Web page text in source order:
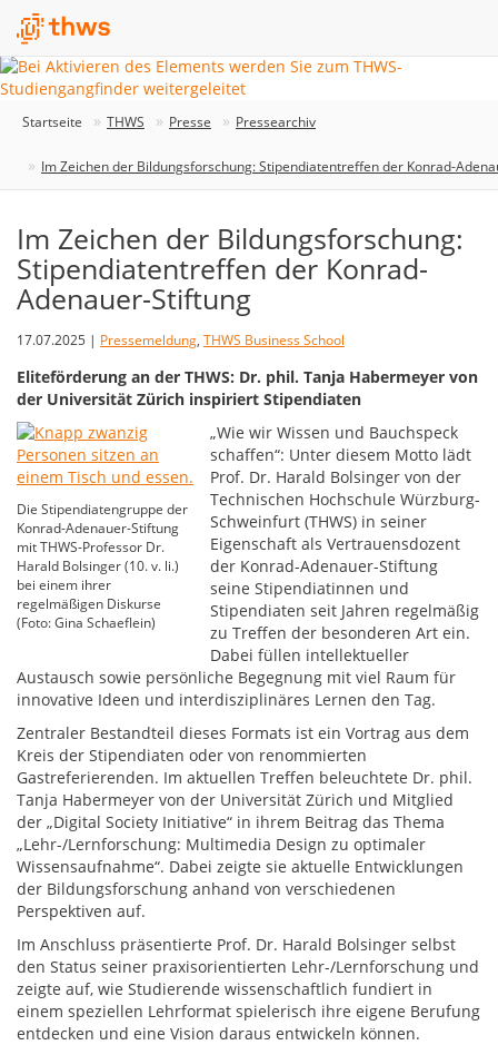
Startseite THWS Presse Pressearchiv
Im Zeichen der Bildungsforschung: Stipendiatentreffen der Konrad-
Im Zeichen der Bildungsforschung:
Stipendiatentreffen der Konrad-
Adenauer-Stiftung
17.07.2025 | Pressemeldung, THWS Business School
Eliteförderung an der THWS: Dr. phil. Tanja Habermeyer von
der Universität Zürich inspiriert Stipendiaten
Die Stipendiatengruppe der
Konrad-Adenauer-Stiftung
mit THWS-Professor Dr.
Harald Bolsinger (10. v. li.)
bei einem ihrer
regelmäßigen Diskurse
(Foto: Gina Schaeflein)
„Wie wir Wissen und Bauchspeck
schaffen“: Unter diesem Motto lädt
Prof. Dr. Harald Bolsinger von der
Technischen Hochschule Würzburg-
Schweinfurt (THWS) in seiner
Eigenschaft als Vertrauensdozent
der Konrad-Adenauer-Stiftung
seine Stipendiatinnen und
Stipendiaten seit Jahren regelmäßig
zu Treffen der besonderen Art ein.
Dabei füllen intellektueller
Austausch sowie persönliche Begegnung mit viel Raum für
innovative Ideen und interdisziplinäres Lernen den Tag.
Zentraler Bestandteil dieses Formats ist ein Vortrag aus dem
Kreis der Stipendiaten oder von renommierten
Gastreferierenden. Im aktuellen Treffen beleuchtete Dr. phil.
Tanja Habermeyer von der Universität Zürich und Mitglied
der „Digital Society Initiative“ in ihrem Beitrag das Thema
„Lehr-/Lernforschung: Multimedia Design zu optimaler
Wissensaufnahme“. Dabei zeigte sie aktuelle Entwicklungen
der Bildungsforschung anhand von verschiedenen
Perspektiven auf.
Im Anschluss präsentierte Prof. Dr. Harald Bolsinger selbst
den Status seiner praxisorientierten Lehr-/Lernforschung und
zeigte auf, wie Studierende wissenschaftlich fundiert in
einem speziellen Lehrformat spielerisch ihre eigene Berufung
entdecken und eine Vision daraus entwickeln können.